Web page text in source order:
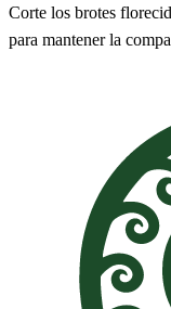
Corte los brotes
para mantener la